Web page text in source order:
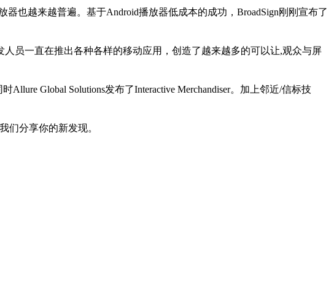
也越来越普遍。基于Android播放器低成本的成功，BroadSign刚刚宣布了
员一直在推出各种各样的移动应用，创造了越来越多的可以让,观众与屏
Global Solutions发布了Interactive Merchandiser。加上邻近/信标技
们分享你的新发现。